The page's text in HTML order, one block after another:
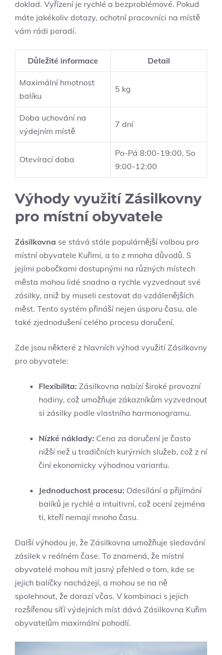
doklad. Vyřízení je rychlé a bezproblémové. Pokud
máte jakékoliv dotazy, ochotní pracovníci na místě
vám rádi poradí.
Důležité informace Detail
Maximální hmotnost
balíku
5 kg
Doba uchování na
výdejním místě
7 dní
Otevírací doba
Po-Pá 8:00-19:00, So
9:00-12:00
Výhody využití Zásilkovny
pro místní obyvatele
Zásilkovna se stává stále populárnější volbou pro
místní obyvatele Kuřimi, a to z mnoha důvodů. S
jejími pobočkami dostupnými na různých místech
města mohou lidé snadno a rychle vyzvednout své
zásilky, aniž by museli cestovat do vzdálenějších
měst. Tento systém přináší nejen úsporu času, ale
také zjednodušení celého procesu doručení.
Zde jsou některé z hlavních výhod využití Zásilkovny
pro obyvatele:
Flexibilita: Zásilkovna nabízí široké provozní
hodiny, což umožňuje zákazníkům vyzvednout
si zásilky podle vlastního harmonogramu.
Nízké náklady: Cena za doručení je často
nižší než u tradičních kurýrních služeb, což z ní
činí ekonomicky výhodnou variantu.
Jednoduchost procesu: Odesílání a přijímání
balíků je rychlé a intuitivní, což ocení zejména
ti, kteří nemají mnoho času.
Další výhodou je, že Zásilkovna umožňuje sledování
zásilek v reálném čase. To znamená, že místní
obyvatelé mohou mít jasný přehled o tom, kde se
jejich balíčky nacházejí, a mohou se na ně
spolehnout, že dorazí včas. V kombinaci s jejich
rozšířenou síťí výdejních míst dává Zásilkovna Kuřim
obyvatelům maximální pohodlí.